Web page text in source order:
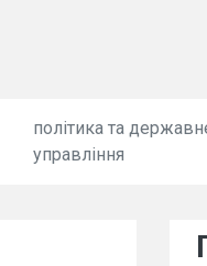
політика та
управління